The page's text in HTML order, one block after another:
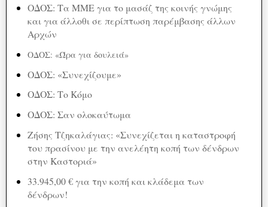
ΟΔΟΣ: Τα ΜΜΕ για το μασάζ της κοινής γνώμης
και για άλλοθι σε περίπτωση παρέμβασης άλλων
Αρχών
ΟΔΟΣ: «Ώρα για δουλειά»
ΟΔΟΣ: «Συνεχίζουμε»
ΟΔΟΣ: Το Κόμο
ΟΔΟΣ: Σαν ολοκαύτωμα
Ζήσης Τζηκαλάγιας: «Συνεχίζεται η καταστροφή
του πρασίνου με την ανελέητη κοπή των δένδρων
στην Καστοριά»
33.945,00 € για την κοπή και κλάδεμα των
δένδρων!